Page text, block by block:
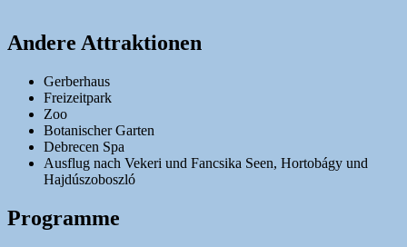
Andere Attraktionen
Gerberhaus
Freizeitpark
Zoo
Botanischer Garten
Debrecen Spa
Ausflug nach Vekeri und Fancsika Seen, Hortobágy und
Hajdúszoboszló
Programme